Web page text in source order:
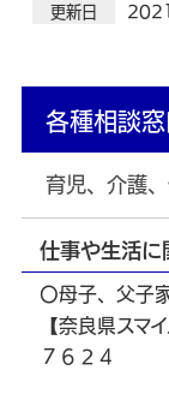
更新日
各種相談窓
育児、介護
仕事や生活に
〇母子、父子
【奈良県スマ
７６２４